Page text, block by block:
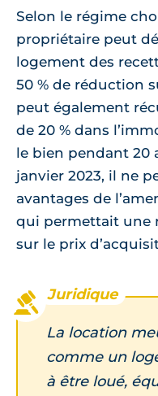
Selon le régime
propriétaire peut
logement des
50 % de réduction
peut également
de 20 % dans
le bien pendant 20
janvier 2023, il ne
avantages de
qui permettait une
sur le prix
La location
comme un
à être loué,